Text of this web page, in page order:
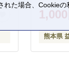
1,000
熊本県
た場合、Cookieの